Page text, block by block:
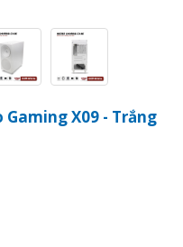
Gaming X09 - Trắng